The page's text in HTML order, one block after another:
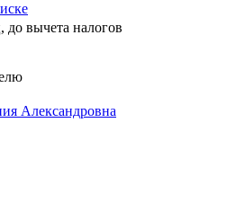
до вычета налогов
Александровна